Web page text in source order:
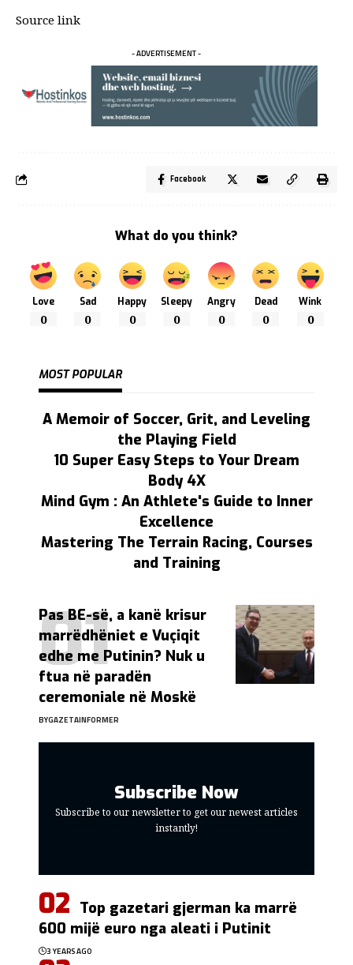
Source link
- ADVERTISEMENT -
Facebook
What do you think?
Love
0
Sad
0
Happy
0
Sleepy
0
Angry
0
Dead
0
Wink
0
MOST POPULAR
A Memoir of Soccer, Grit, and Leveling
the Playing Field
10 Super Easy Steps to Your Dream
Body 4X
Mind Gym : An Athlete's Guide to Inner
Excellence
Mastering The Terrain Racing, Courses
and Training
Pas BE-së, a kanë krisur
marrëdhëniet e Vuçiqit
edhe me Putinin? Nuk u
ftua në paradën
ceremoniale në Moskë
BYGAZETAINFORMER
Subscribe Now
Subscribe to our newsletter to get our newest articles
instantly!
Top gazetari gjerman ka marrë
600 mijë euro nga aleati i Putinit
3 YEARS AGO